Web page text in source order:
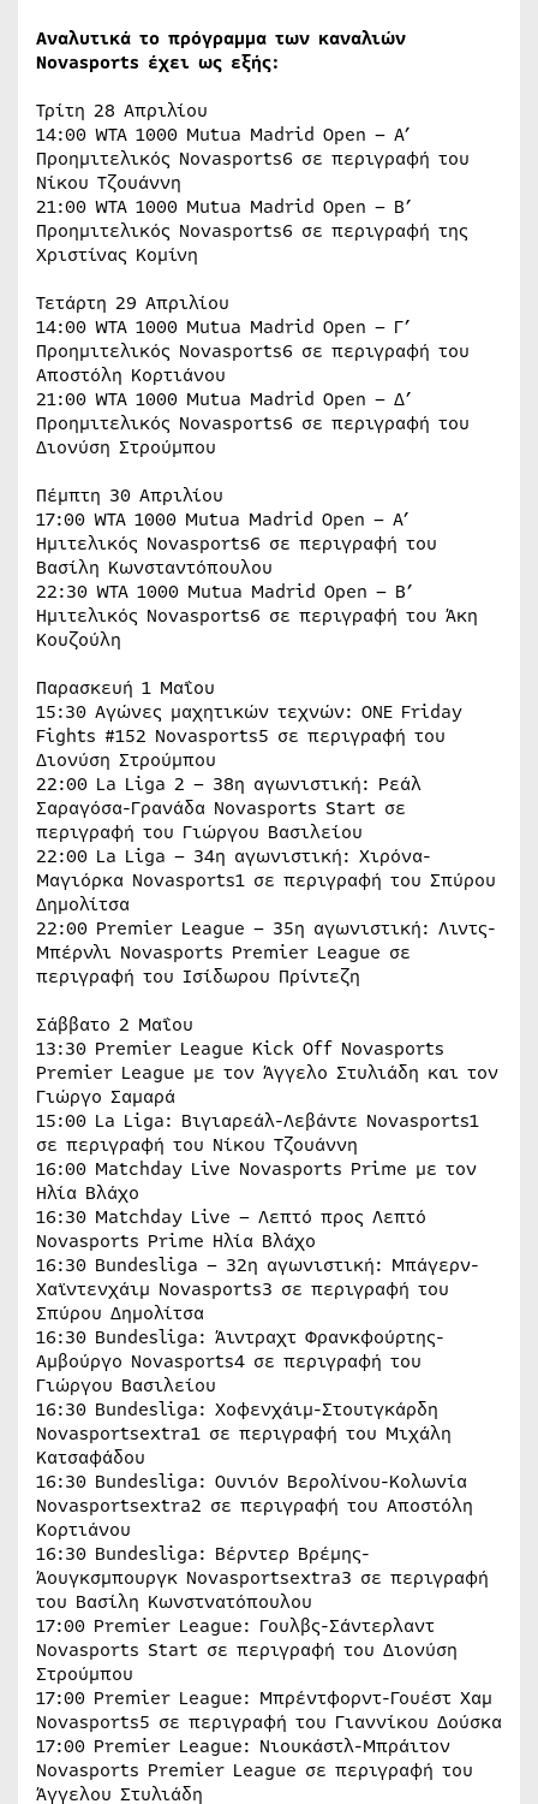
Αναλυτικά το πρόγραμμα των καναλιών
Novasports έχει ως εξής:
Τρίτη 28 Απριλίου
14:00 WTA 1000 Mutua Madrid Open – Α’
Προημιτελικός Novasports6 σε περιγραφή του
Νίκου Τζουάννη
21:00 WTA 1000 Mutua Madrid Open – Β’
Προημιτελικός Novasports6 σε περιγραφή της
Χριστίνας Κομίνη
Τετάρτη 29 Απριλίου
14:00 WTA 1000 Mutua Madrid Open – Γ’
Προημιτελικός Novasports6 σε περιγραφή του
Αποστόλη Κορτιάνου
21:00 WTA 1000 Mutua Madrid Open – Δ’
Προημιτελικός Novasports6 σε περιγραφή του
Διονύση Στρούμπου
Πέμπτη 30 Απριλίου
17:00 WTA 1000 Mutua Madrid Open – Α’
Ημιτελικός Novasports6 σε περιγραφή του
Βασίλη Κωνσταντόπουλου
22:30 WTA 1000 Mutua Madrid Open – Β’
Ημιτελικός Novasports6 σε περιγραφή του Άκη
Κουζούλη
Παρασκευή 1 Μαΐου
15:30 Αγώνες μαχητικών τεχνών: ONE Friday
Fights #152 Novasports5 σε περιγραφή του
Διονύση Στρούμπου
22:00 La Liga 2 – 38η αγωνιστική: Ρεάλ
Σαραγόσα-Γρανάδα Novasports Start σε
περιγραφή του Γιώργου Βασιλείου
22:00 La Liga – 34η αγωνιστική: Χιρόνα-
Μαγιόρκα Novasports1 σε περιγραφή του Σπύρου
Δημολίτσα
22:00 Premier League – 35η αγωνιστική: Λιντς-
Μπέρνλι Novasports Premier League σε
περιγραφή του Ισίδωρου Πρίντεζη
Σάββατο 2 Μαΐου
13:30 Premier League Kick Off Novasports
Premier League με τον Άγγελο Στυλιάδη και τον
Γιώργο Σαμαρά
15:00 La Liga: Βιγιαρεάλ-Λεβάντε Novasports1
σε περιγραφή του Νίκου Τζουάννη
16:00 Matchday Live Novasports Prime με τον
Ηλία Βλάχο
16:30 Matchday Live – Λεπτό προς Λεπτό
Novasports Prime Ηλία Βλάχο
16:30 Bundesliga – 32η αγωνιστική: Μπάγερν-
Χαϊντενχάιμ Novasports3 σε περιγραφή του
Σπύρου Δημολίτσα
16:30 Bundesliga: Άιντραχτ Φρανκφούρτης-
Αμβούργο Novasports4 σε περιγραφή του
Γιώργου Βασιλείου
16:30 Bundesliga: Χοφενχάιμ-Στουτγκάρδη
Novasportsextra1 σε περιγραφή του Μιχάλη
Κατσαφάδου
16:30 Bundesliga: Ουνιόν Βερολίνου-Κολωνία
Novasportsextra2 σε περιγραφή του Αποστόλη
Κορτιάνου
16:30 Bundesliga: Βέρντερ Βρέμης-
Άουγκσμπουργκ Novasportsextra3 σε περιγραφή
του Βασίλη Κωνστνατόπουλου
17:00 Premier League: Γουλβς-Σάντερλαντ
Novasports Start σε περιγραφή του Διονύση
Στρούμπου
17:00 Premier League: Μπρέντφορντ-Γουέστ Χαμ
Novasports5 σε περιγραφή του Γιαννίκου Δούσκα
17:00 Premier League: Νιουκάστλ-Μπράιτον
Novasports Premier League σε περιγραφή του
Άγγελου Στυλιάδη